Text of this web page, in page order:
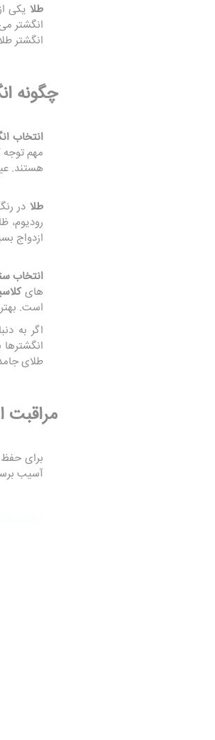
طلا یکی
انگشتر
انگشتر
چگونه
انتخاب
مهم توجه
هستند. عیار 18 به
طلا در
رودیوم،
ازدواج
انتخاب
های
است.
اگر به
طلای
مراقبت
برای
آسیب